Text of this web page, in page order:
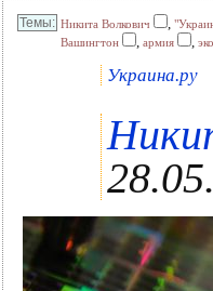
Никита Волкович ,
Вашингтон
, армия ,
Украина.ру